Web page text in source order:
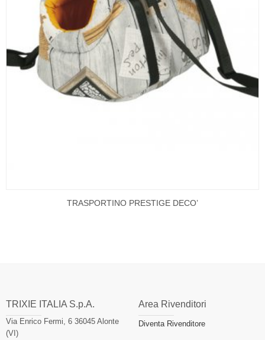
TRASPORTINO PRESTIGE DECO’
TRIXIE ITALIA S.p.A.
Via Enrico Fermi, 6 36045 Alonte
(VI)
Area Rivenditori
Diventa Rivenditore